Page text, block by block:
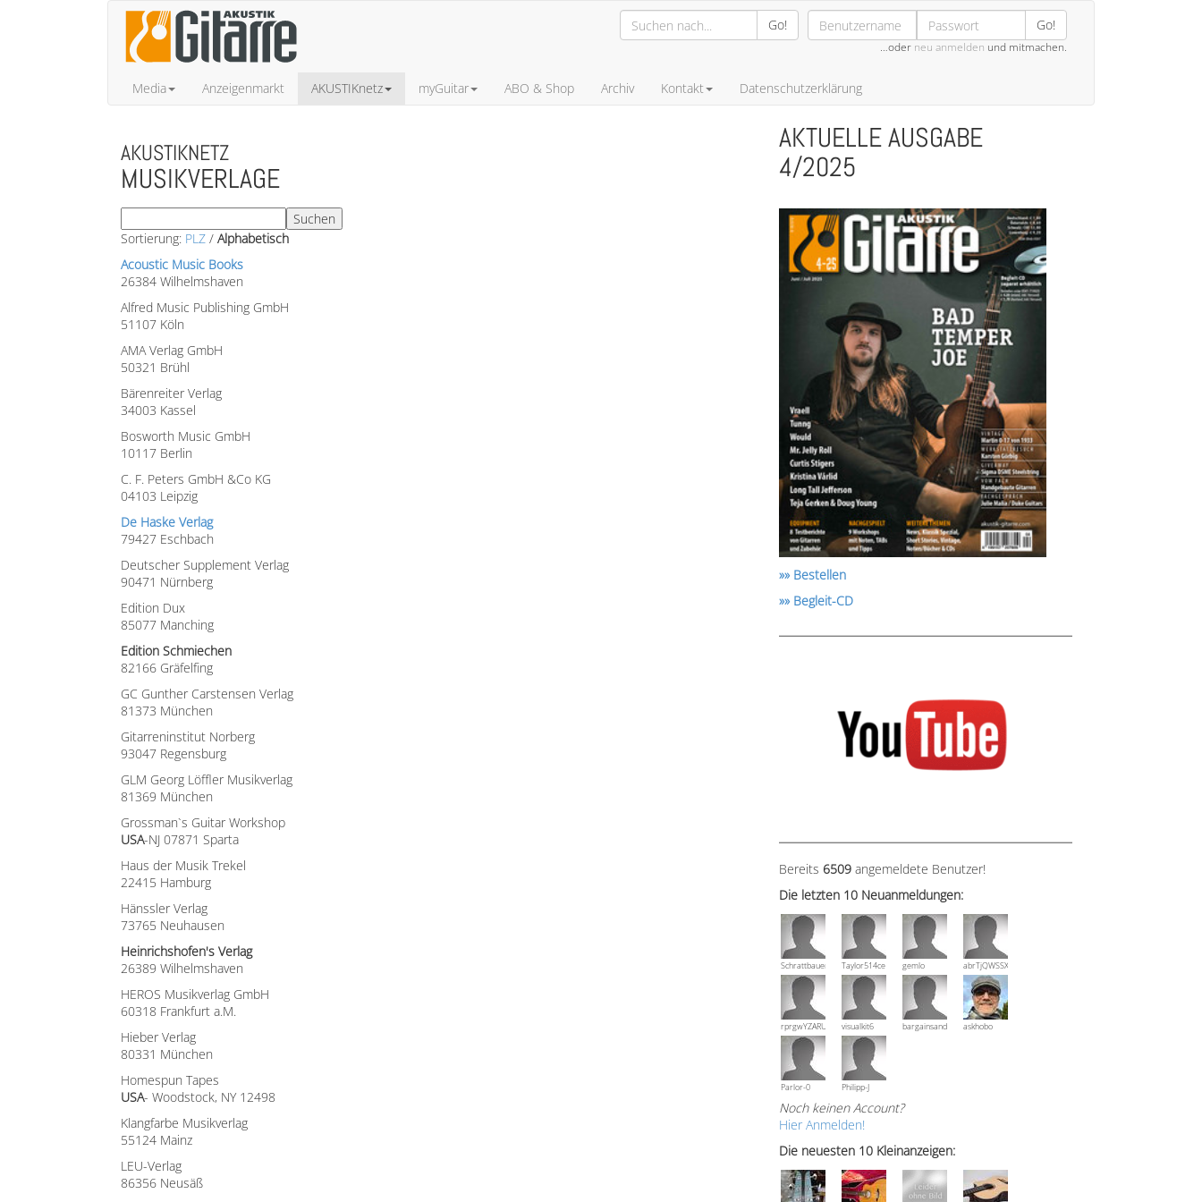
Go! Go!
…oder neu anmelden und mitmachen.
Media Anzeigenmarkt AKUSTIKnetz myGuitar ABO & Shop Archiv Kontakt Datenschutzerklärung
AKUSTIKNETZ
MUSIKVERLAGE
Sortierung: PLZ / Alphabetisch
Acoustic Music Books
26384 Wilhelmshaven
Alfred Music Publishing GmbH
51107 Köln
AMA Verlag GmbH
50321 Brühl
Bärenreiter Verlag
34003 Kassel
Bosworth Music GmbH
10117 Berlin
C. F. Peters GmbH &Co KG
04103 Leipzig
De Haske Verlag
79427 Eschbach
Deutscher Supplement Verlag
90471 Nürnberg
Edition Dux
85077 Manching
Edition Schmiechen
82166 Gräfelfing
GC Gunther Carstensen Verlag
81373 München
Gitarreninstitut Norberg
93047 Regensburg
GLM Georg Löffler Musikverlag
81369 München
Grossman`s Guitar Workshop
USA-NJ 07871 Sparta
Haus der Musik Trekel
22415 Hamburg
Hänssler Verlag
73765 Neuhausen
Heinrichshofen's Verlag
26389 Wilhelmshaven
HEROS Musikverlag GmbH
60318 Frankfurt a.M.
Hieber Verlag
80331 München
Homespun Tapes
USA- Woodstock, NY 12498
Klangfarbe Musikverlag
55124 Mainz
LEU-Verlag
86356 Neusäß
AKTUELLE AUSGABE
4/2025
»» Bestellen
»» Begleit-CD
Bereits 6509 angemeldete Benutzer!
Die letzten 10 Neuanmeldungen:
Schrattbauer Taylor514ce gemlo abrTjQWSSXuVznPolE
rprgwYZARUTZQyCWESpD
visualkit6 bargainsandmoreaskhobo
Parlor-0 Philipp-J
Noch keinen Account?
Hier Anmelden!
Die neuesten 10 Kleinanzeigen: